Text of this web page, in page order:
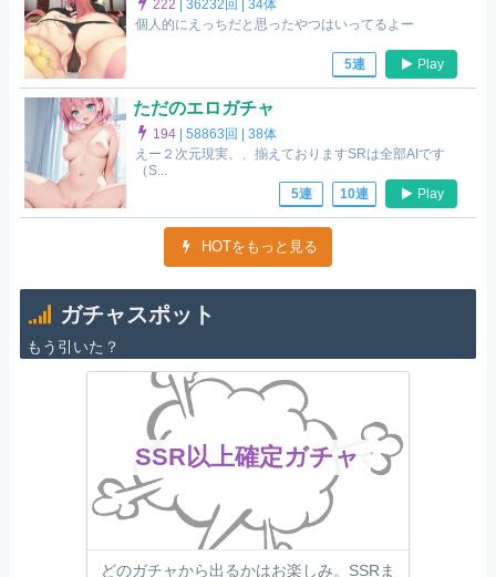
222 |36232回 |34体
個人的にえっちだと思ったやつはいってるよー
5連 Play
ただのエロガチャ
194 |58863回 |38体
えー２次元現実、、揃えておりますSRは全部AIです
（S...
5連
10連 Play
HOTをもっと見る
ガチャスポット
もう引いた？
SSR以上確定ガチャ
どのガチャから出るかはお楽しみ。SSRま